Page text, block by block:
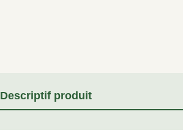
Descriptif produit